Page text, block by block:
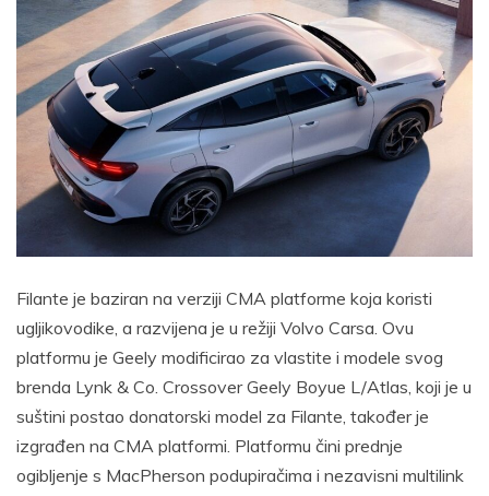
Filante je baziran na verziji CMA platforme koja koristi
ugljikovodike, a razvijena je u režiji Volvo Carsa. Ovu
platformu je Geely modificirao za vlastite i modele svog
brenda Lynk & Co. Crossover Geely Boyue L/Atlas, koji je u
suštini postao donatorski model za Filante, također je
izgrađen na CMA platformi. Platformu čini prednje
ogibljenje s MacPherson podupiračima i nezavisni multilink